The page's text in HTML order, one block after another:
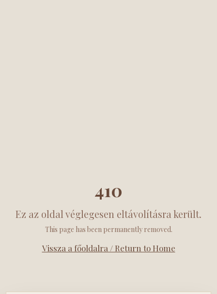
410
Ez az oldal véglegesen eltávolításra került.
This page has been permanently removed.
Vissza a főoldalra / Return to Home